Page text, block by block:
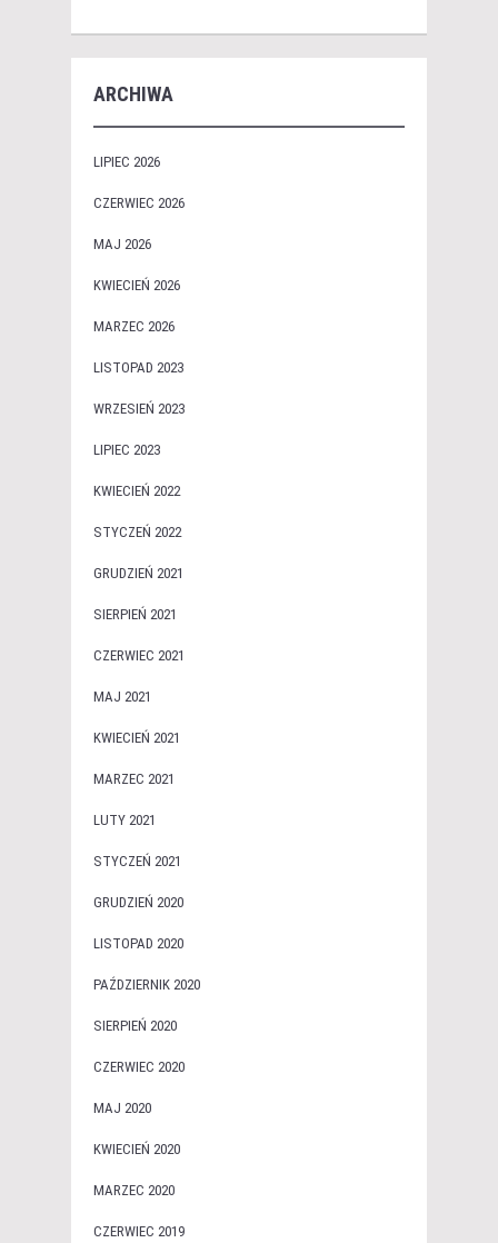
ARCHIWA
LIPIEC 2026
CZERWIEC 2026
MAJ 2026
KWIECIEŃ 2026
MARZEC 2026
LISTOPAD 2023
WRZESIEŃ 2023
LIPIEC 2023
KWIECIEŃ 2022
STYCZEŃ 2022
GRUDZIEŃ 2021
SIERPIEŃ 2021
CZERWIEC 2021
MAJ 2021
KWIECIEŃ 2021
MARZEC 2021
LUTY 2021
STYCZEŃ 2021
GRUDZIEŃ 2020
LISTOPAD 2020
PAŹDZIERNIK 2020
SIERPIEŃ 2020
CZERWIEC 2020
MAJ 2020
KWIECIEŃ 2020
MARZEC 2020
CZERWIEC 2019